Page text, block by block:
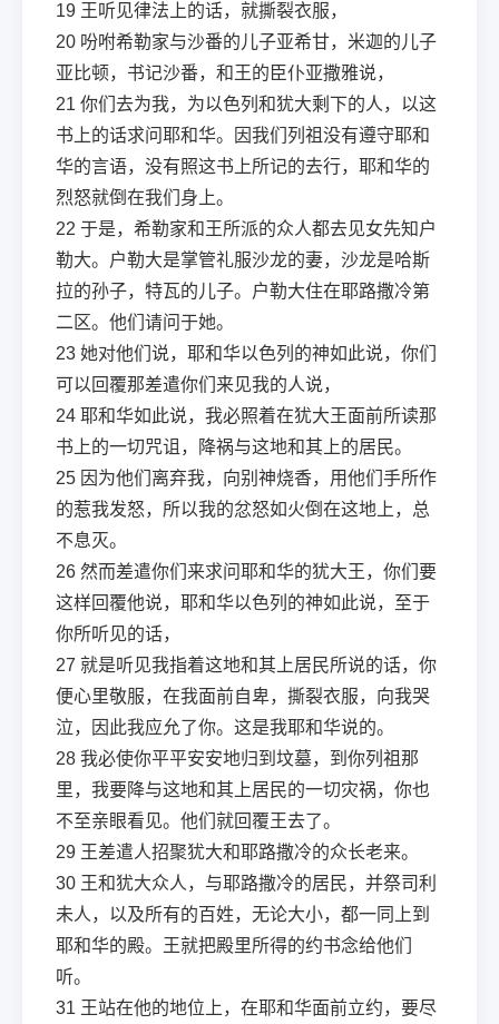
19 王听见律法上的话，就撕裂衣服，
20 吩咐希勒家与沙番的儿子亚希甘，米迦的儿子
亚比顿，书记沙番，和王的臣仆亚撒雅说，
21 你们去为我，为以色列和犹大剩下的人，以这
书上的话求问耶和华。因我们列祖没有遵守耶和
华的言语，没有照这书上所记的去行，耶和华的
烈怒就倒在我们身上。
22 于是，希勒家和王所派的众人都去见女先知户
勒大。户勒大是掌管礼服沙龙的妻，沙龙是哈斯
拉的孙子，特瓦的儿子。户勒大住在耶路撒冷第
二区。他们请问于她。
23 她对他们说，耶和华以色列的神如此说，你们
可以回覆那差遣你们来见我的人说，
24 耶和华如此说，我必照着在犹大王面前所读那
书上的一切咒诅，降祸与这地和其上的居民。
25 因为他们离弃我，向别神烧香，用他们手所作
的惹我发怒，所以我的忿怒如火倒在这地上，总
不息灭。
26 然而差遣你们来求问耶和华的犹大王，你们要
这样回覆他说，耶和华以色列的神如此说，至于
你所听见的话，
27 就是听见我指着这地和其上居民所说的话，你
便心里敬服，在我面前自卑，撕裂衣服，向我哭
泣，因此我应允了你。这是我耶和华说的。
28 我必使你平平安安地归到坟墓，到你列祖那
里，我要降与这地和其上居民的一切灾祸，你也
不至亲眼看见。他们就回覆王去了。
29 王差遣人招聚犹大和耶路撒冷的众长老来。
30 王和犹大众人，与耶路撒冷的居民，并祭司利
未人，以及所有的百姓，无论大小，都一同上到
耶和华的殿。王就把殿里所得的约书念给他们
听。
31 王站在他的地位上，在耶和华面前立约，要尽